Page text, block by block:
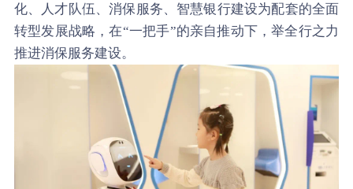
化、人才队伍、消保服务、智慧银行建设为配套的全面
转型发展战略，在“一把手”的亲自推动下，举全行之力
推进消保服务建设。